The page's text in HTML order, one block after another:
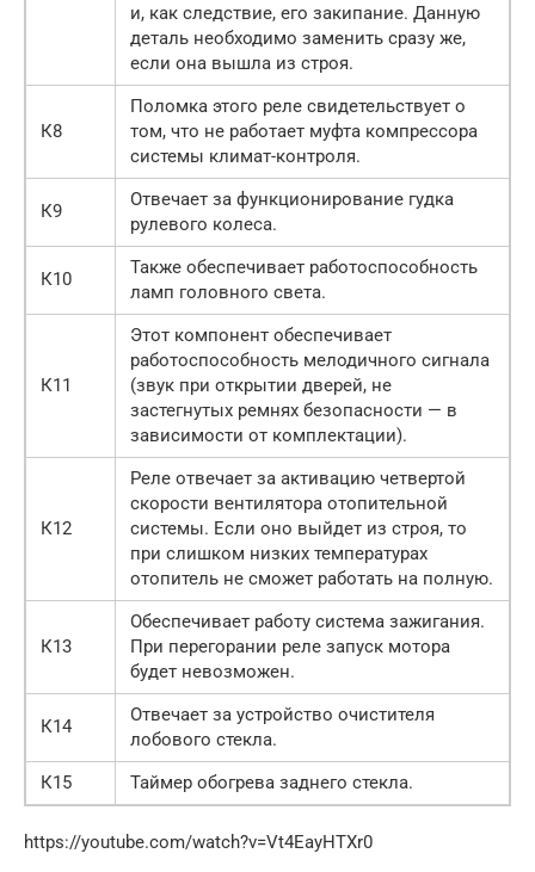
и, как следствие, его закипание. Данную
деталь необходимо заменить сразу же,
если она вышла из строя.
К8
Поломка этого реле свидетельствует о
том, что не работает муфта компрессора
системы климат-контроля.
К9
Отвечает за функционирование гудка
рулевого колеса.
К10
Также обеспечивает работоспособность
ламп головного света.
К11
Этот компонент обеспечивает
работоспособность мелодичного сигнала
(звук при открытии дверей, не
застегнутых ремнях безопасности — в
зависимости от комплектации).
К12
Реле отвечает за активацию четвертой
скорости вентилятора отопительной
системы. Если оно выйдет из строя, то
при слишком низких температурах
отопитель не сможет работать на полную.
К13
Обеспечивает работу система зажигания.
При перегорании реле запуск мотора
будет невозможен.
К14
Отвечает за устройство очистителя
лобового стекла.
К15
Таймер обогрева заднего стекла.
https://youtube.com/watch?v=Vt4EayHTXr0